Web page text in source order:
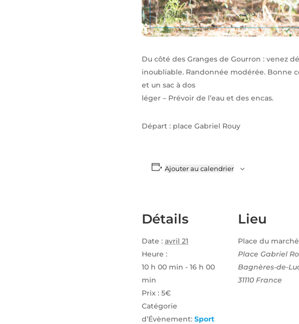
Du côté des Granges de Gourron : venez
inoubliable. Randonnée modérée. Bonne
et un sac à dos
léger – Prévoir de l’eau et des encas.
Départ : place Gabriel Rouy
Ajouter au calendrier
Détails
Date : avril 21
Heure :
10 h 00 min - 16 h 00
min
Prix : 5€
Catégorie
d’Évènement: Sport
Lieu
Place du marché
Place Gabriel
Bagnères-de-
31110 France